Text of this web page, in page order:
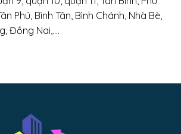
Phú, Bình Tân, Bình Chánh, Nhà Bè,
Đồng Nai,….